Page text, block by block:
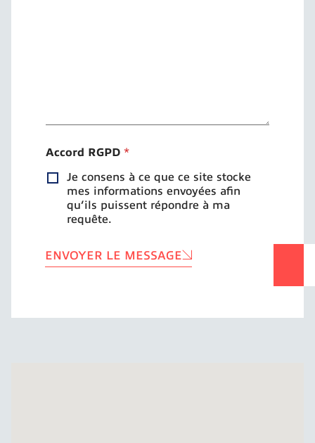
Accord RGPD *
Je consens à ce que ce site stocke
mes informations envoyées afin
qu’ils puissent répondre à ma
requête.
ENVOYER LE MESSAGE